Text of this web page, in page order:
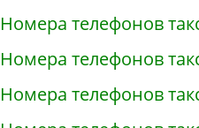
Номера телефонов
Номера телефонов
Номера телефонов